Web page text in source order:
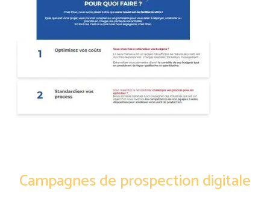
Campagnes de prospection digitale